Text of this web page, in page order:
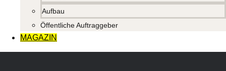
Aufbau
Öffentliche Auftraggeber
MAGAZIN